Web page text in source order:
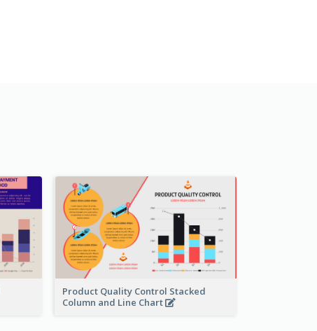
Product Quality Control Stacked
Column and Line Chart